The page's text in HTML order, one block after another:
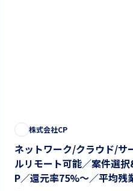
株式会社CP
ネットワーク/クラウド/
ルリモート可能／案件選
P／還元率75%～／平均残